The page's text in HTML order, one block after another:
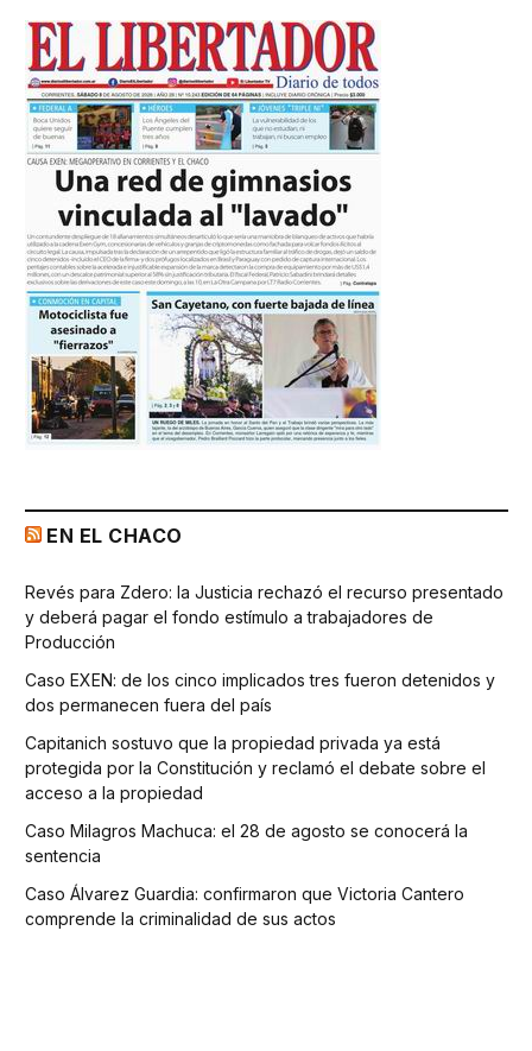
EN EL CHACO
Revés para Zdero: la Justicia rechazó el recurso presentado
y deberá pagar el fondo estímulo a trabajadores de
Producción
Caso EXEN: de los cinco implicados tres fueron detenidos y
dos permanecen fuera del país
Capitanich sostuvo que la propiedad privada ya está
protegida por la Constitución y reclamó el debate sobre el
acceso a la propiedad
Caso Milagros Machuca: el 28 de agosto se conocerá la
sentencia
Caso Álvarez Guardia: confirmaron que Victoria Cantero
comprende la criminalidad de sus actos